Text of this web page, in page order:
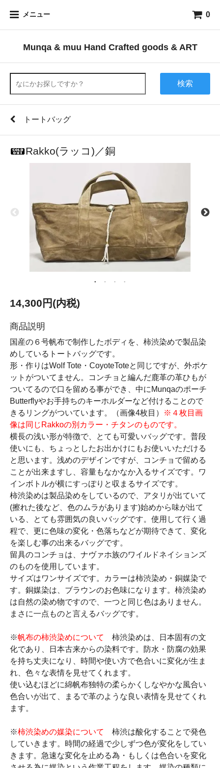
メニュー 0
Munqa & muu Hand Crafted goods & ART
検索
トートバッグ
Rakko(ラッコ)／銅
14,300円(内税)
商品説明
国産の６号帆布で制作したボディを、柿渋染めで製品染
めしているトートバッグです。
形・作りはWolf Tote・CoyoteToteと同じですが、外ポケ
ットがついてません。コンチョと編んだ鹿革の革ひもが
ついてるので口を留める事ができ、中にMunqaのポーチ
Butterflyやお手持ちのキーホルダーなど付けることので
きるリングがついています。（画像4枚目）
※４枚目画
像は同じRakkoの別カラー・チタンのものです。
横長の浅い形が特徴で、とても可愛いバッグです。普段
使いにも、ちょっとしたお出かけにもお使いいただける
と思います。浅めのデザインですが、コンチョで留める
ことが出来ますし、容量もなかなか入るサイズです。ワ
インボトルが横にすっぽりと収まるサイズです。
柿渋染めは製品染めをしているので、アタリが出ていて
(擦れた後など、色のムラがあります)始めから味が出て
いる、とても雰囲気の良いバッグです。使用して行く過
程で、更に色味の変化・色落ちなどが期待できて、変化
を楽しむ事の出来るバッグです。
留具のコンチョは、ナヴァホ族のワイルドネイションズ
のものを使用しています。
サイズはワンサイズです。カラーは柿渋染め・銅媒染で
す。銅媒染は、ブラウンのお色味になります。柿渋染め
は自然の染め物ですので、一つと同じ色はありません。
まさに一点ものと言えるバッグです。
※帆布の柿渋染めについて
柿渋染めは、日本固有の文
化であり、日本古来からの染料です。防水・防腐の効果
を持ち丈夫になり、時間や使い方で色合いに変化が生ま
れ、色々な表情を見せてくれます。
使い込むほどに綿帆布独特の柔らかくしなやかな風合い
色合いが出て、まるで革のような良い表情を見せてくれ
ます。
※柿渋染めの媒染について
柿渋は酸化することで発色
していきます。時間の経過で少しずつ色が変化をしてい
きます。急速な変化を止める為・もしくは色合いを変化